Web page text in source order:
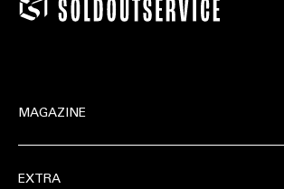
MAGAZINE
EXTRA